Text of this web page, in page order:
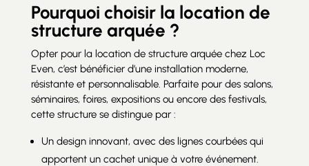
Pourquoi choisir la location de
structure arquée ?
Opter pour la location de structure arquée chez Loc
Even, c’est bénéficier d’une installation moderne,
résistante et personnalisable. Parfaite pour des salons,
séminaires, foires, expositions ou encore des festivals,
cette structure se distingue par :
Un design innovant, avec des lignes courbées qui
apportent un cachet unique à votre événement.